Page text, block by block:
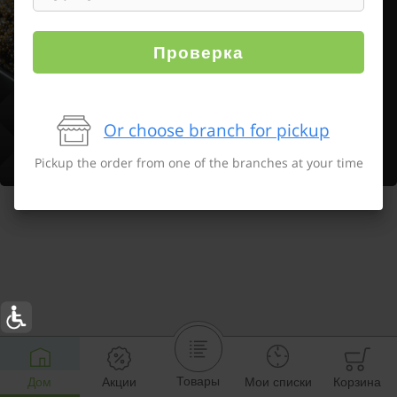
Дом Акции Товары Мои списки Корзина
Проверка
Or choose branch for pickup
Pickup the order from one of the branches at your time